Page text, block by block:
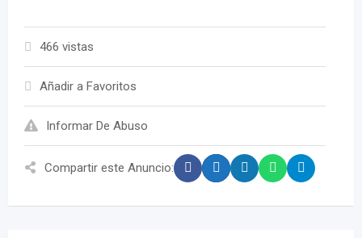
466 vistas
Añadir a Favoritos
Informar De Abuso
Compartir este Anuncio: